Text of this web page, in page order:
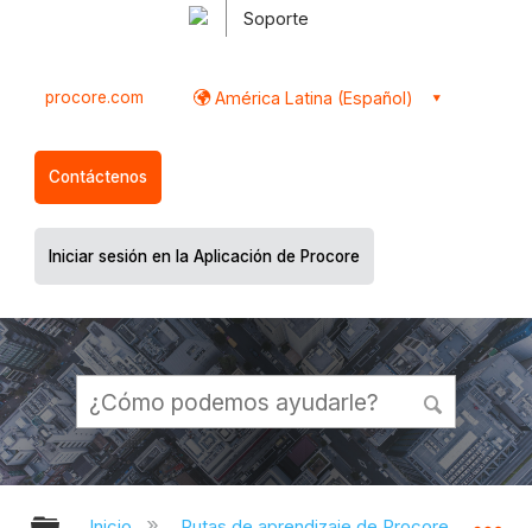
Soporte
procore.com América Latina (Español)
Contáctenos
Iniciar sesión en la Aplicación de Procore